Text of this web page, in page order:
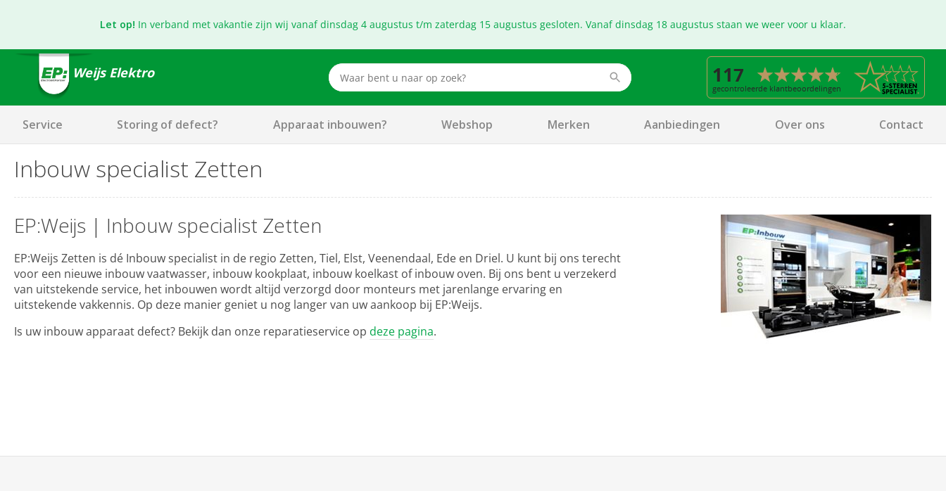
Let op! In verband met vakantie zijn wij vanaf dinsdag 4 augustus t/m zaterdag 15 augustus gesloten. Vanaf dinsdag 18 augustus staan we weer voor u klaar.
Weijs Elektro
Service Storing of defect? Apparaat inbouwen? Webshop Merken Aanbiedingen Over ons Contact
Inbouw specialist Zetten
EP:Weijs | Inbouw specialist Zetten
EP:Weijs Zetten is dé Inbouw specialist in de regio Zetten, Tiel, Elst, Veenendaal, Ede en Driel. U kunt bij ons terecht
voor een nieuwe inbouw vaatwasser, inbouw kookplaat, inbouw koelkast of inbouw oven. Bij ons bent u verzekerd
van uitstekende service, het inbouwen wordt altijd verzorgd door monteurs met jarenlange ervaring en
uitstekende vakkennis. Op deze manier geniet u nog langer van uw aankoop bij EP:Weijs.
Is uw inbouw apparaat defect? Bekijk dan onze reparatieservice op deze pagina.